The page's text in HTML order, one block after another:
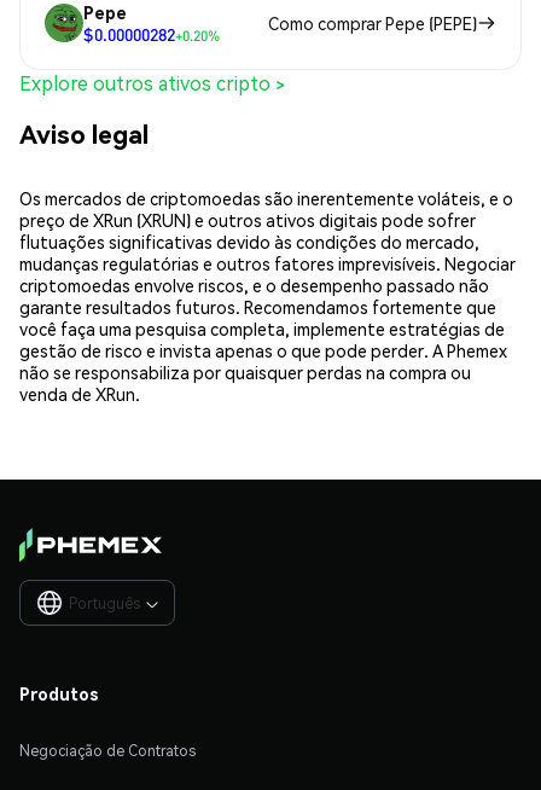
Pepe
$0.00000282+0.20%
Como comprar Pepe (PEPE)
Explore outros ativos cripto >
Aviso legal
Os mercados de criptomoedas são inerentemente voláteis, e o
preço de XRun (XRUN) e outros ativos digitais pode sofrer
flutuações significativas devido às condições do mercado,
mudanças regulatórias e outros fatores imprevisíveis. Negociar
criptomoedas envolve riscos, e o desempenho passado não
garante resultados futuros. Recomendamos fortemente que
você faça uma pesquisa completa, implemente estratégias de
gestão de risco e invista apenas o que pode perder. A Phemex
não se responsabiliza por quaisquer perdas na compra ou
venda de XRun.
Português 
Produtos
Negociação de Contratos